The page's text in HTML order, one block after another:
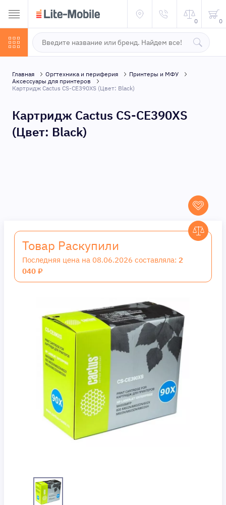
0 0
Главная Оргтехника и периферия
Принтеры и МФУ
Аксессуары для принтеров
Картридж Cactus CS-CE390XS (Цвет: Black)
Картридж Cactus CS-CE390XS
(Цвет: Black)
Товар Раскупили
Последняя цена на 08.06.2026 составляла: 2
040 ₽